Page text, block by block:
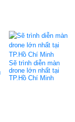
Sẽ trình diễn màn
drone lớn nhất tại
TP.Hồ Chí Minh